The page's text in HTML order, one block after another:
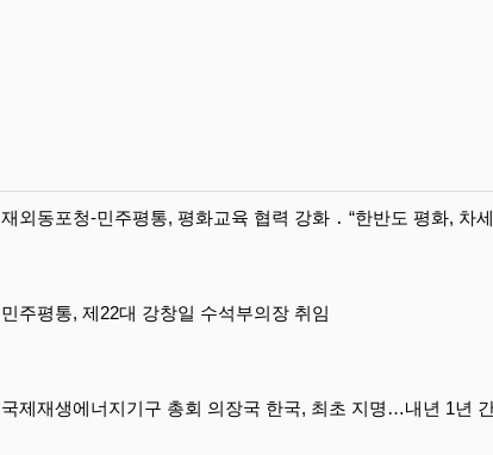
재외동포청-민주평통, 평화교육 협력 강화 ․ “한반도 평화, 차
민주평통, 제22대 강창일 수석부의장 취임
국제재생에너지기구 총회 의장국 한국, 최초 지명…내년 1년